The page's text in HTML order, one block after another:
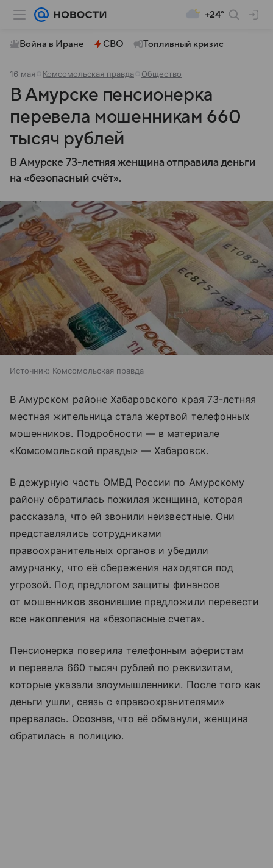
+24°
Война в Иране СВО Топливный кризис
16 мая Комсомольская правда Общество
В Амурске пенсионерка
перевела мошенникам 660
тысяч рублей
В Амурске 73-летняя женщина отправила деньги
на «безопасный счёт».
Источник: Комсомольская правда
В Амурском районе Хабаровского края 73-летняя
местная жительница стала жертвой телефонных
мошенников. Подробности — в материале
«Комсомольской правды» — Хабаровск.
В дежурную часть ОМВД России по Амурскому
району обратилась пожилая женщина, которая
рассказала, что ей звонили неизвестные. Они
представлялись сотрудниками
правоохранительных органов и убедили
амурчанку, что её сбережения находятся под
угрозой. Под предлогом защиты финансов
от мошенников звонившие предложили перевести
все накопления на «безопасные счета».
Пенсионерка поверила телефонным аферистам
и перевела 660 тысяч рублей по реквизитам,
которые указали злоумышленники. После того как
деньги ушли, связь с «правоохранителями»
прервалась. Осознав, что её обманули, женщина
обратилась в полицию.